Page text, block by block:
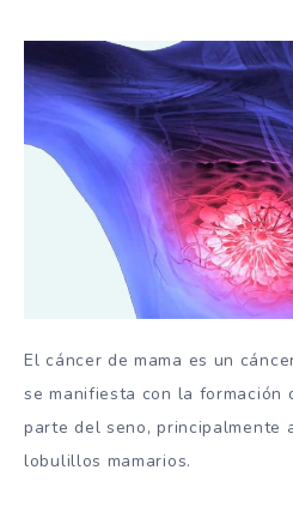
El cáncer de mama es un
se manifiesta con la formación
parte del seno, principalmente
lobulillos mamarios.